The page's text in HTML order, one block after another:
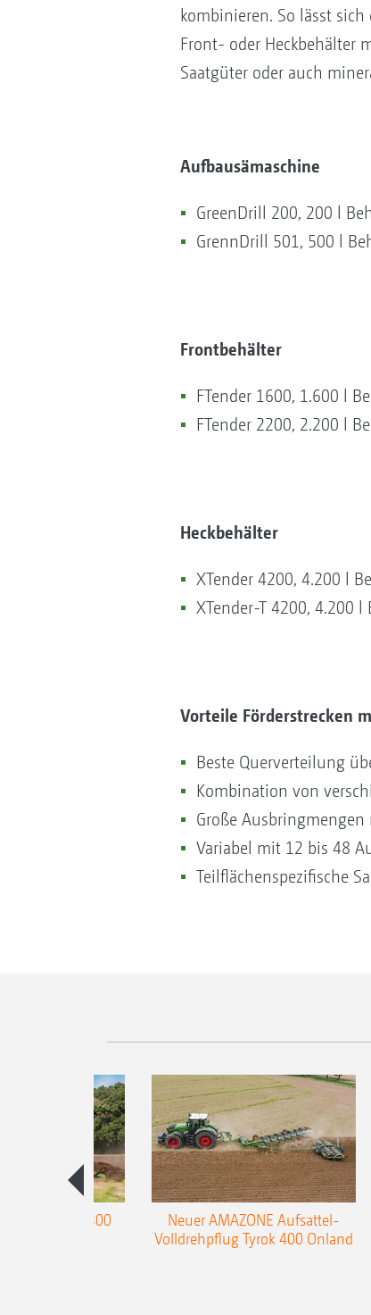
kombinieren. So lässt
Front- oder Heckbehälter
Saatgüter oder auch
Aufbausämaschine
GreenDrill 200, 200 l
GrennDrill 501, 500 l
Frontbehälter
FTender 1600, 1.600 l
FTender 2200, 2.200 l
Heckbehälter
XTender 4200, 4.200 l
XTender-T 4200, 4.200
Vorteile Förderstrecken
Beste Querverteilung
Kombination von
Große Ausbringmengen
Variabel mit 12 bis 48
Teilflächenspezifische
Teres 300
Neuer AMAZONE Aufsattel-
Volldrehpflug Tyrok 400 Onland